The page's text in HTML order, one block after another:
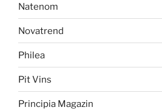
Natenom
Novatrend
Philea
Pit Vins
Principia Magazin